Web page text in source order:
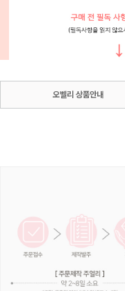
오벨리 상품안내